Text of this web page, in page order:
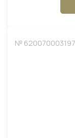
№ 620070003197